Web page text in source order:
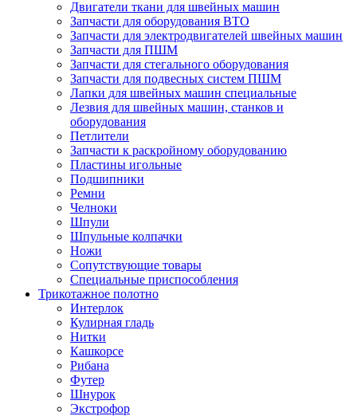
Двигатели ткани для швейных машин
Запчасти для оборудования ВТО
Запчасти для электродвигателей швейных машин
Запчасти для ПШМ
Запчасти для стегального оборудования
Запчасти для подвесных систем ПШМ
Лапки для швейных машин специальные
Лезвия для швейных машин, станков и
оборудования
Петлители
Запчасти к раскройному оборудованию
Пластины игольные
Подшипники
Ремни
Челноки
Шпули
Шпульные колпачки
Ножи
Сопутствующие товары
Специальные приспособления
Трикотажное полотно
Интерлок
Кулирная гладь
Нитки
Кашкорсе
Рибана
Футер
Шнурок
Экстрофор